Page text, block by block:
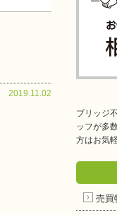
2019.11.02
ブリッジ
ッフが多
方はお気
売買